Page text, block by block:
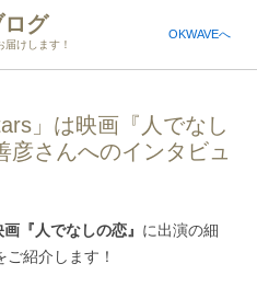
グ
けします！
OKWAVEへ
」は映画『人でなし
さんへのインタビュ
画『人でなしの恋』 に出演の細
紹介します！